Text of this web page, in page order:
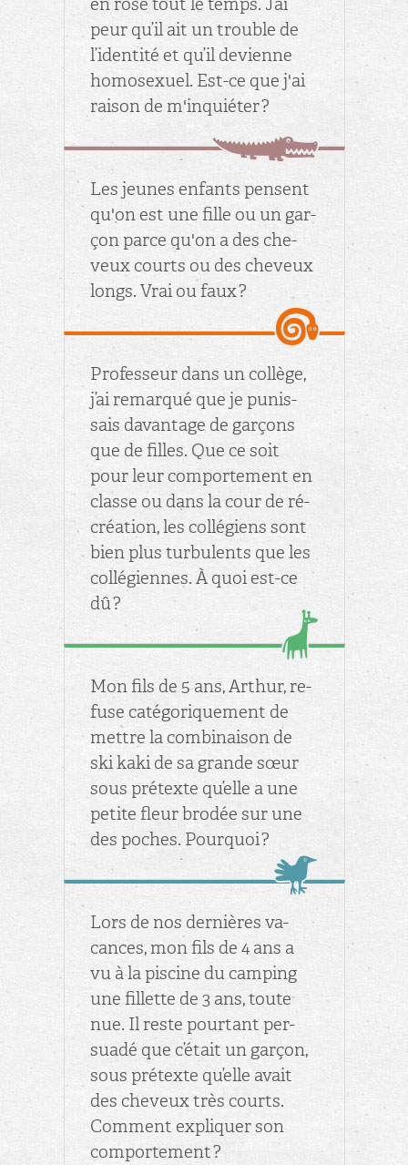
peur qu’il ait un trouble de
l’iden­tité et qu’il de­vienne
ho­mo­sexuel. Est-ce que j'ai
rai­son de m'in­quié­ter ?
Les jeunes en­fants pensent
qu'on est une fille ou un gar­
çon parce qu'on a des che­
veux courts ou des che­veux
longs. Vrai ou faux ?
Pro­fes­seur dans un col­lège,
j’ai re­mar­qué que je pu­nis­
sais da­van­tage de gar­çons
que de filles. Que ce soit
pour leur com­por­te­ment en
classe ou dans la cour de ré­
créa­tion, les col­lé­giens sont
bien plus tur­bu­lents que les
col­lé­giennes. À quoi est-ce
dû ?
Mon fils de 5 ans, Ar­thur, re­
fuse ca­té­go­ri­que­ment de
mettre la com­bi­nai­son de
ski kaki de sa grande sœur
sous pré­texte qu’elle a une
pe­tite fleur bro­dée sur une
des poches. Pour­quoi ?
Lors de nos der­nières va­
cances, mon fils de 4 ans a
vu à la pis­cine du cam­ping
une fillette de 3 ans, toute
nue. Il reste pour­tant per­
suadé que c’était un gar­çon,
sous pré­texte qu’elle avait
des che­veux très courts.
Com­ment ex­pli­quer son
com­por­te­ment ?